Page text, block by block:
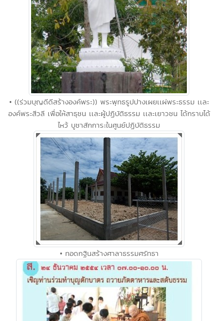
• ((ร่วมบุญดีดีสร้างองค์พระ)) พระพุทธรูปปางเผยเเผ่พระธรรม เเละ
องค์พระสีวลี เพื่อให้สาธุชน เเละผู้ปฏิบัติธรรม เเละเยาวชน ได้กราบได้
ไหว้ บูชาสักการะในศูนย์ปฏิบัติธรรม
• ทอดกฐินสร้างศาลาธรรมศรัทธา